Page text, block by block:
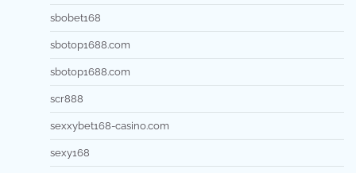
sbobet168
sbotop1688.com
sbotop1688.com
scr888
sexxybet168-casino.com
sexy168